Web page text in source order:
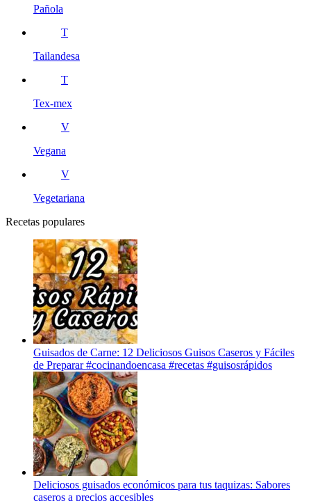
Pañola
T
Tailandesa
T
Tex-mex
V
Vegana
V
Vegetariana
Recetas populares
Guisados de Carne: 12 Deliciosos Guisos Caseros y Fáciles
de Preparar #cocinandoencasa #recetas #guisosrápidos
Deliciosos guisados económicos para tus taquizas: Sabores
caseros a precios accesibles